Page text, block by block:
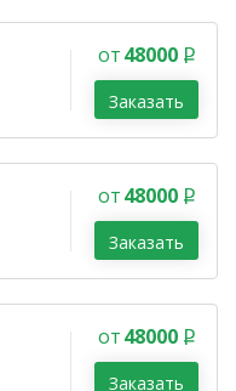
от48000
Заказать
от48000
Заказать
от48000
Заказать